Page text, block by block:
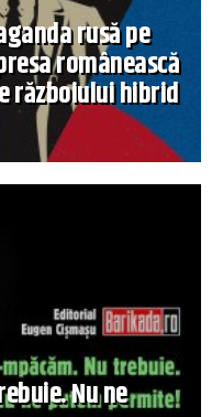
rusă pe
românească
războiului hibrid
Nu ne